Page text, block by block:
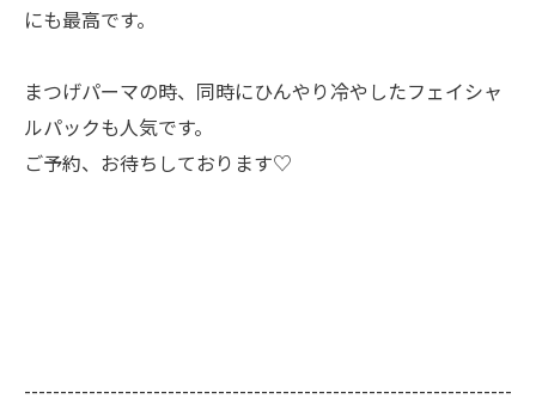
にも最高です。
まつげパーマの時、同時にひんやり冷やしたフェイシャ
ルパックも人気です。
ご予約、お待ちしております♡
--------------------------------------------------------------------